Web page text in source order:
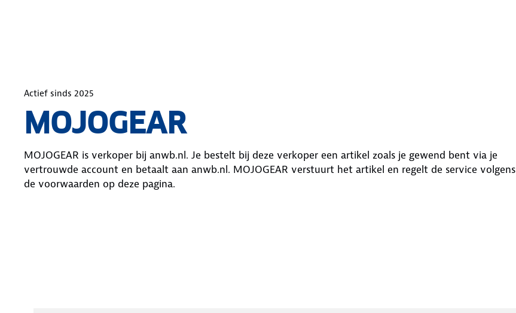
Actief sinds 2025
MOJOGEAR
MOJOGEAR is verkoper bij anwb.nl. Je bestelt bij deze verkoper een artikel zoals je gewend bent via je
vertrouwde account en betaalt aan anwb.nl. MOJOGEAR verstuurt het artikel en regelt de service volgens
de voorwaarden op deze pagina.